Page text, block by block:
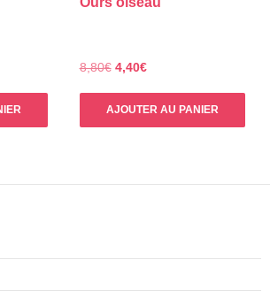
choisies
page
8,80€ Le
4,40€Le
AJOUTER AU PANIER